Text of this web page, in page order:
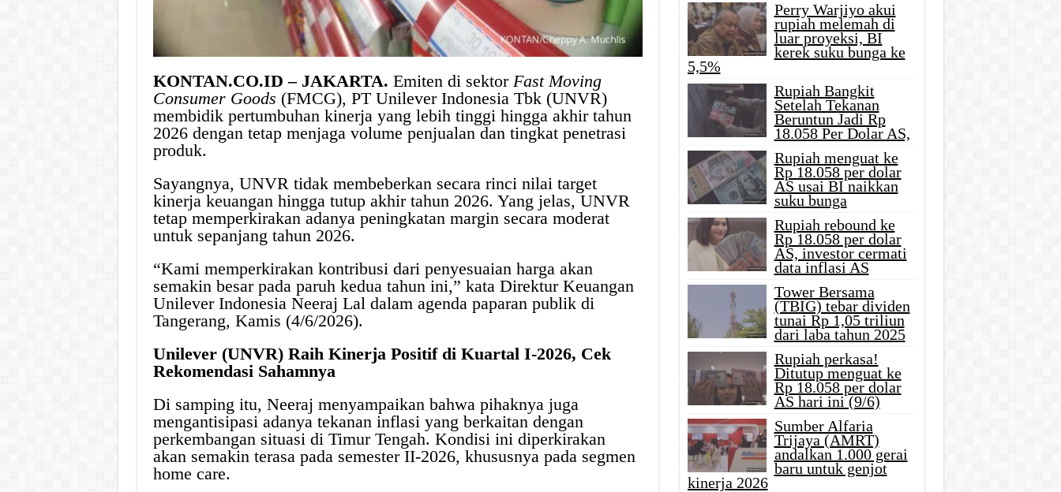
KONTAN.CO.ID – JAKARTA. Emiten di sektor Fast Moving
Consumer Goods (FMCG), PT Unilever Indonesia Tbk (UNVR)
membidik pertumbuhan kinerja yang lebih tinggi hingga akhir tahun
2026 dengan tetap menjaga volume penjualan dan tingkat penetrasi
produk.
Sayangnya, UNVR tidak membeberkan secara rinci nilai target
kinerja keuangan hingga tutup akhir tahun 2026. Yang jelas, UNVR
tetap memperkirakan adanya peningkatan margin secara moderat
untuk sepanjang tahun 2026.
“Kami memperkirakan kontribusi dari penyesuaian harga akan
semakin besar pada paruh kedua tahun ini,” kata Direktur Keuangan
Unilever Indonesia Neeraj Lal dalam agenda paparan publik di
Tangerang, Kamis (4/6/2026).
Unilever (UNVR) Raih Kinerja Positif di Kuartal I-2026, Cek
Rekomendasi Sahamnya
Di samping itu, Neeraj menyampaikan bahwa pihaknya juga
mengantisipasi adanya tekanan inflasi yang berkaitan dengan
perkembangan situasi di Timur Tengah. Kondisi ini diperkirakan
akan semakin terasa pada semester II-2026, khususnya pada segmen
home care.
Perry Warjiyo akui
rupiah melemah di
luar proyeksi, BI
kerek suku bunga ke
5,5%
Rupiah Bangkit
Setelah Tekanan
Beruntun Jadi Rp
18.058 Per Dolar AS,
Rupiah menguat ke
Rp 18.058 per dolar
AS usai BI naikkan
suku bunga
Rupiah rebound ke
Rp 18.058 per dolar
AS, investor cermati
data inflasi AS
Tower Bersama
(TBIG) tebar dividen
tunai Rp 1,05 triliun
dari laba tahun 2025
Rupiah perkasa!
Ditutup menguat ke
Rp 18.058 per dolar
AS hari ini (9/6)
Sumber Alfaria
Trijaya (AMRT)
andalkan 1.000 gerai
baru untuk genjot
kinerja 2026